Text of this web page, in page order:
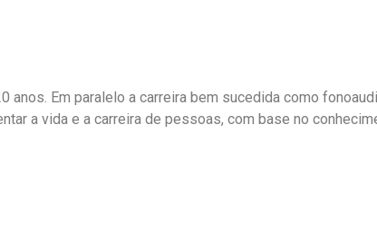
anos. Em paralelo a carreira bem sucedida como
a vida e a carreira de pessoas, com base no